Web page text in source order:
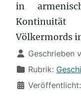
in
Völkermords
Details
Geschrieben
Rubrik: